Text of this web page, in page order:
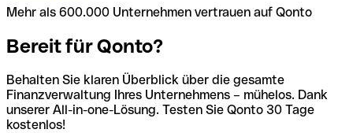
Mehr als 600.000 Unternehmen vertrauen auf Qonto
Bereit für Qonto?
Behalten Sie klaren Überblick über die gesamte
Finanzverwaltung Ihres Unternehmens – mühelos. Dank
unserer All-in-one-Lösung. Testen Sie Qonto 30 Tage
kostenlos!